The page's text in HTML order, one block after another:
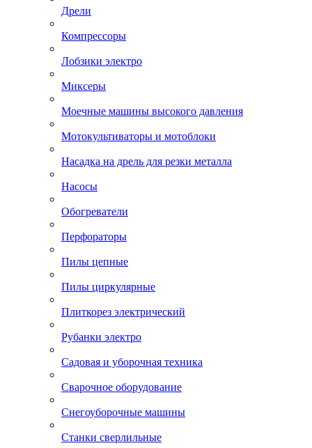
Дрели
Компрессоры
Лобзики электро
Миксеры
Моечные машины высокого давления
Мотокультиваторы и мотоблоки
Насадка на дрель для резки металла
Насосы
Обогреватели
Перфораторы
Пилы цепные
Пилы циркулярные
Плиткорез электрический
Рубанки электро
Садовая и уборочная техника
Сварочное оборудование
Снегоуборочные машины
Станки сверлильные